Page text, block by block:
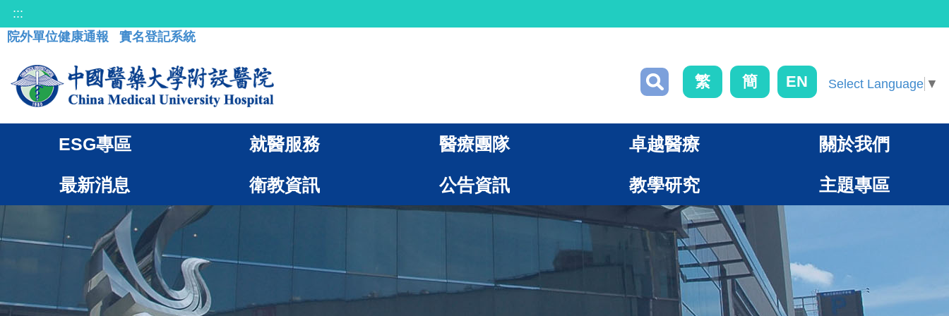
:::
院外單位健康通報
實名登記系統
繁 簡 EN Select Language ▼
ESG專區 就醫服務 醫療團隊 卓越醫療 關於我們
最新消息 衛教資訊 公告資訊 教學研究 主題專區